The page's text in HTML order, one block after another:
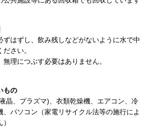
ずはずし、飲み残しなどがないように水で中
さい。
理につぶす必要はありません。
もの
晶、プラズマ)、衣類乾燥機、エアコン、冷
、パソコン（家電リサイクル法等の施行によ